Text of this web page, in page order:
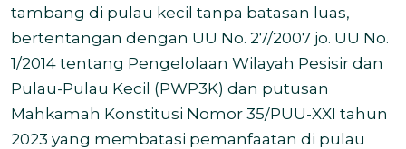
tambang di pulau kecil tanpa batasan luas,
bertentangan dengan UU No. 27/2007 jo. UU No.
1/2014 tentang Pengelolaan Wilayah Pesisir dan
Pulau-Pulau Kecil (PWP3K) dan putusan
Mahkamah Konstitusi Nomor 35/PUU-XXI tahun
2023 yang membatasi pemanfaatan di pulau